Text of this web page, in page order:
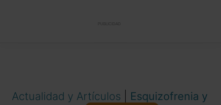
Actualidad y Artículos
Esquizofrenia y